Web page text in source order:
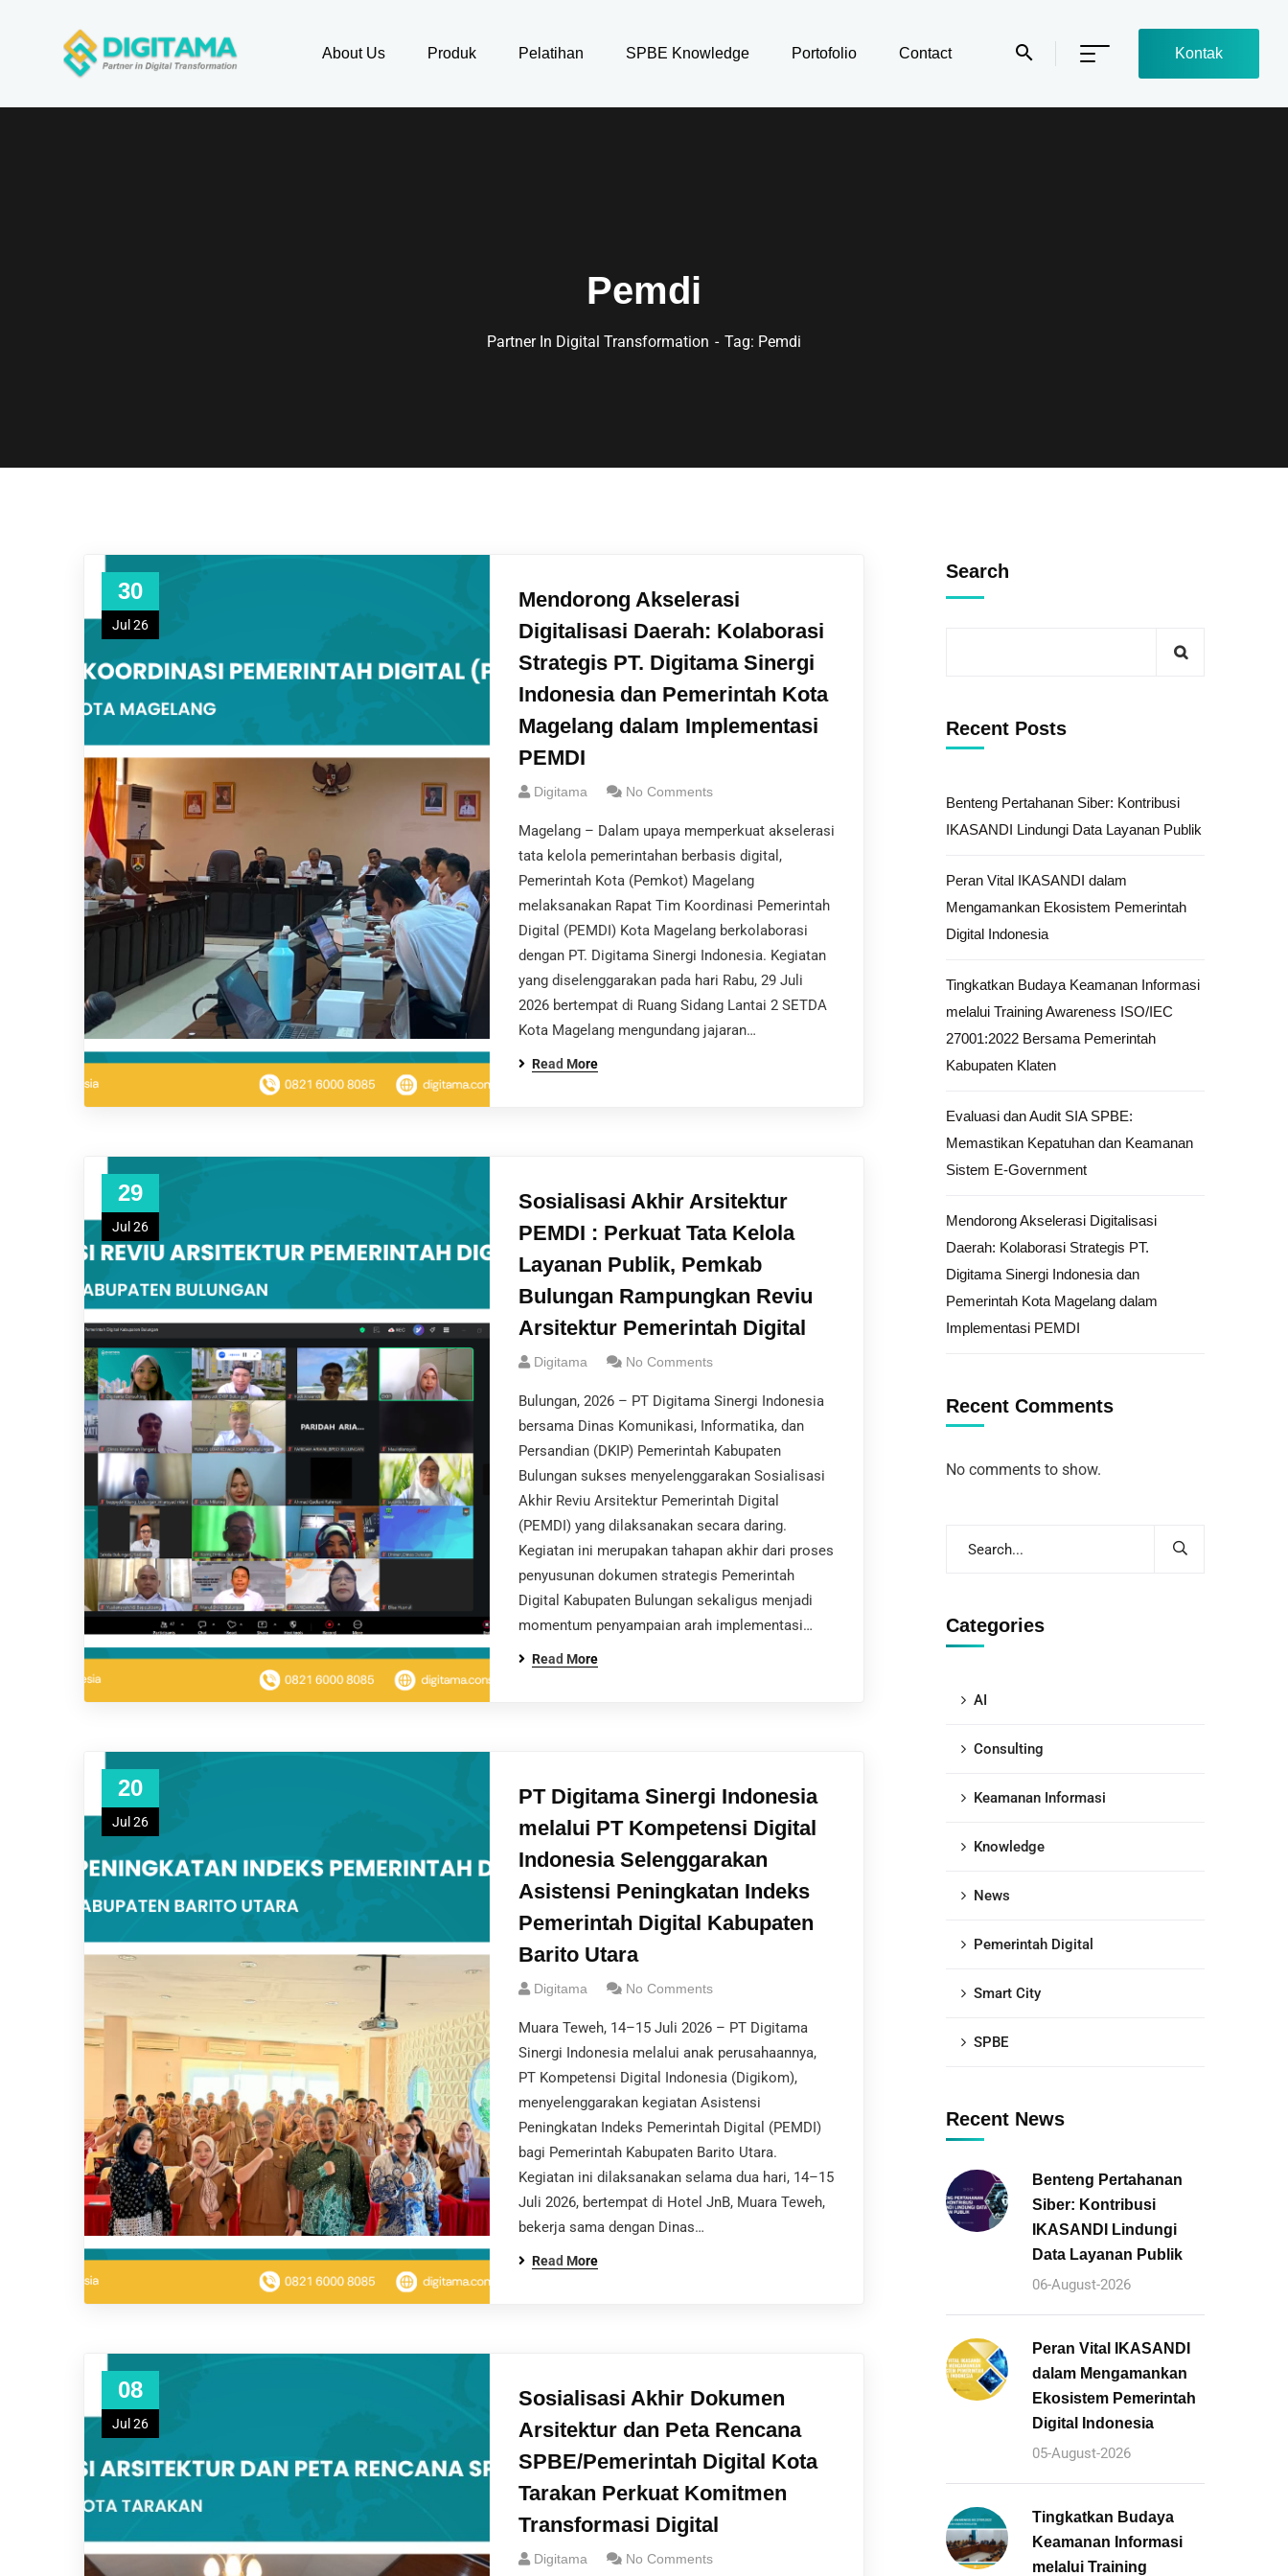
About Us Produk Pelatihan SPBE Knowledge Portofolio Contact Kontak
Pemdi
Partner In Digital Transformation Tag: Pemdi
30
Jul 26
Mendorong Akselerasi
Digitalisasi Daerah: Kolaborasi
Strategis PT. Digitama Sinergi
Indonesia dan Pemerintah Kota
Magelang dalam Implementasi
PEMDI
Digitama No Comments
Magelang – Dalam upaya memperkuat akselerasi
tata kelola pemerintahan berbasis digital,
Pemerintah Kota (Pemkot) Magelang
melaksanakan Rapat Tim Koordinasi Pemerintah
Digital (PEMDI) Kota Magelang berkolaborasi
dengan PT. Digitama Sinergi Indonesia. Kegiatan
yang diselenggarakan pada hari Rabu, 29 Juli
2026 bertempat di Ruang Sidang Lantai 2 SETDA
Kota Magelang mengundang jajaran…
Read More
29
Jul 26
Sosialisasi Akhir Arsitektur
PEMDI : Perkuat Tata Kelola
Layanan Publik, Pemkab
Bulungan Rampungkan Reviu
Arsitektur Pemerintah Digital
Digitama No Comments
Bulungan, 2026 – PT Digitama Sinergi Indonesia
bersama Dinas Komunikasi, Informatika, dan
Persandian (DKIP) Pemerintah Kabupaten
Bulungan sukses menyelenggarakan Sosialisasi
Akhir Reviu Arsitektur Pemerintah Digital
(PEMDI) yang dilaksanakan secara daring.
Kegiatan ini merupakan tahapan akhir dari proses
penyusunan dokumen strategis Pemerintah
Digital Kabupaten Bulungan sekaligus menjadi
momentum penyampaian arah implementasi…
Read More
20
Jul 26
PT Digitama Sinergi Indonesia
melalui PT Kompetensi Digital
Indonesia Selenggarakan
Asistensi Peningkatan Indeks
Pemerintah Digital Kabupaten
Barito Utara
Digitama No Comments
Muara Teweh, 14–15 Juli 2026 – PT Digitama
Sinergi Indonesia melalui anak perusahaannya,
PT Kompetensi Digital Indonesia (Digikom),
menyelenggarakan kegiatan Asistensi
Peningkatan Indeks Pemerintah Digital (PEMDI)
bagi Pemerintah Kabupaten Barito Utara.
Kegiatan ini dilaksanakan selama dua hari, 14–15
Juli 2026, bertempat di Hotel JnB, Muara Teweh,
bekerja sama dengan Dinas…
Read More
08
Jul 26
Sosialisasi Akhir Dokumen
Arsitektur dan Peta Rencana
SPBE/Pemerintah Digital Kota
Tarakan Perkuat Komitmen
Transformasi Digital
Digitama No Comments
Search
Recent Posts
Benteng Pertahanan Siber: Kontribusi
IKASANDI Lindungi Data Layanan Publik
Peran Vital IKASANDI dalam
Mengamankan Ekosistem Pemerintah
Digital Indonesia
Tingkatkan Budaya Keamanan Informasi
melalui Training Awareness ISO/IEC
27001:2022 Bersama Pemerintah
Kabupaten Klaten
Evaluasi dan Audit SIA SPBE:
Memastikan Kepatuhan dan Keamanan
Sistem E-Government
Mendorong Akselerasi Digitalisasi
Daerah: Kolaborasi Strategis PT.
Digitama Sinergi Indonesia dan
Pemerintah Kota Magelang dalam
Implementasi PEMDI
Recent Comments
No comments to show.
Categories
AI
Consulting
Keamanan Informasi
Knowledge
News
Pemerintah Digital
Smart City
SPBE
Recent News
Benteng Pertahanan
Siber: Kontribusi
IKASANDI Lindungi
Data Layanan Publik
06-August-2026
Peran Vital IKASANDI
dalam Mengamankan
Ekosistem Pemerintah
Digital Indonesia
05-August-2026
Tingkatkan Budaya
Keamanan Informasi
melalui Training